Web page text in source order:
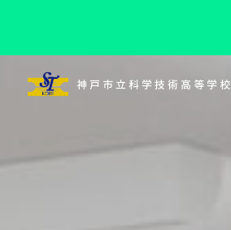
ス
神戸市立科学技術高等学校